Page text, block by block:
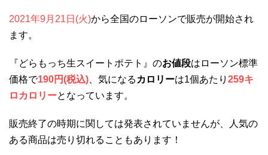
2021年9月21日(火)から全国のローソンで販売が開始され
ます。
『どらもっち生スイートポテト』のお値段はローソン標準
価格で190円(税込) 、気になる カロリーは1個あたり 259キ
ロカロリーとなっています。
販売終了の時期に関しては発表されていませんが、人気の
ある商品は売り切れることもあります！